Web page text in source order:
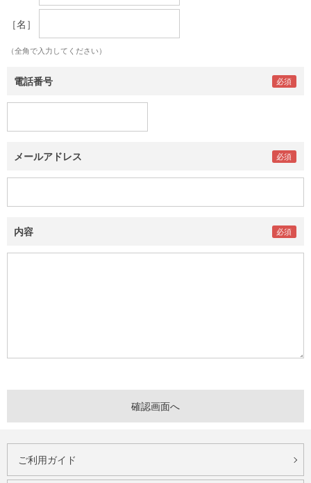
［名］
（全角で入力してください）
電話番号
メールアドレス
内容
ご利用ガイド